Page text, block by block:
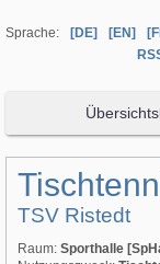
Sprache: [DE] [EN]
TSV Ristedt
Raum: Sporthalle